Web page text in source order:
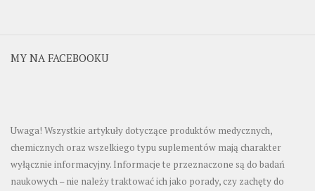
MY NA FACEBOOKU
Uwaga! Wszystkie artykuły dotyczące produktów medycznych,
chemicznych oraz wszelkiego typu suplementów mają charakter
wyłącznie informacyjny. Informacje te przeznaczone są do badań
naukowych – nie należy traktować ich jako porady, czy zachęty do